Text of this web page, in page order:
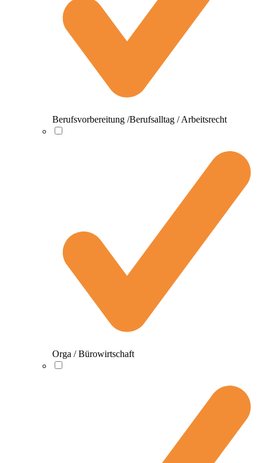
Berufsvorbereitung /Berufsalltag / Arbeitsrecht
Orga / Bürowirtschaft